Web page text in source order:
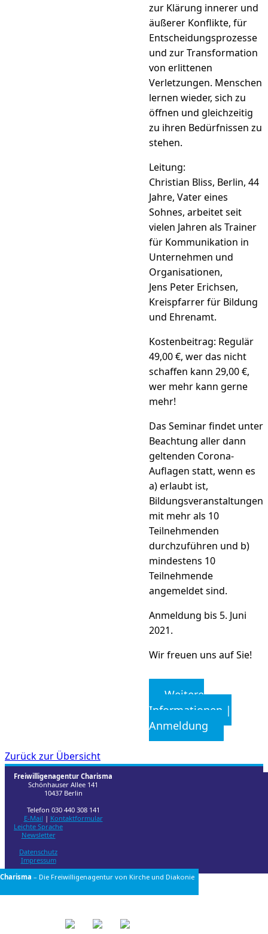
zur Klärung innerer und
äußerer Konﬂikte, für
Entscheidungsprozesse
und zur Transformation
von erlittenen
Verletzungen. Menschen
lernen wieder, sich zu
öﬀnen und gleichzeitig
zu ihren Bedürfnissen zu
stehen.
Leitung:
Christian Bliss, Berlin, 44
Jahre, Vater eines
Sohnes, arbeitet seit
vielen Jahren als Trainer
für Kommunikation in
Unternehmen und
Organisationen,
Jens Peter Erichsen,
Kreispfarrer für Bildung
und Ehrenamt.
Kostenbeitrag: Regulär
49,00 €, wer das nicht
schaffen kann 29,00 €,
wer mehr kann gerne
mehr!
Das Seminar findet unter
Beachtung aller dann
geltenden Corona-
Auflagen statt, wenn es
a) erlaubt ist,
Bildungsveranstaltungen
mit mehr als 10
Teilnehmenden
durchzuführen und b)
mindestens 10
Teilnehmende
angemeldet sind.
Anmeldung bis 5. Juni
2021.
Wir freuen uns auf Sie!
Weitere
Informationen |
Anmeldung
Zurück zur Übersicht
Freiwilligenagentur Charisma
Schönhauser Allee 141
10437 Berlin
Telefon 030 440 308 141
E-Mail | Kontaktformular
Leichte Sprache
Newsletter
Datenschutz
Impressum
Charisma – Die Freiwilligenagentur von Kirche und Diakonie